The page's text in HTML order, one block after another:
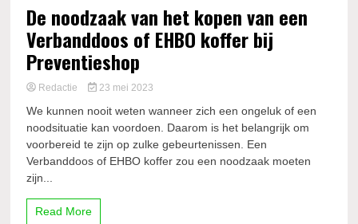
De noodzaak van het kopen van een
Verbanddoos of EHBO koffer bij
Preventieshop
Redactie 23 mei 2023
We kunnen nooit weten wanneer zich een ongeluk of een
noodsituatie kan voordoen. Daarom is het belangrijk om
voorbereid te zijn op zulke gebeurtenissen. Een
Verbanddoos of EHBO koffer zou een noodzaak moeten
zijn...
Read More